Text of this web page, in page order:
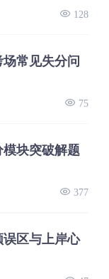
128
常见失分问
75
模块突破解题
377
误区与上岸心